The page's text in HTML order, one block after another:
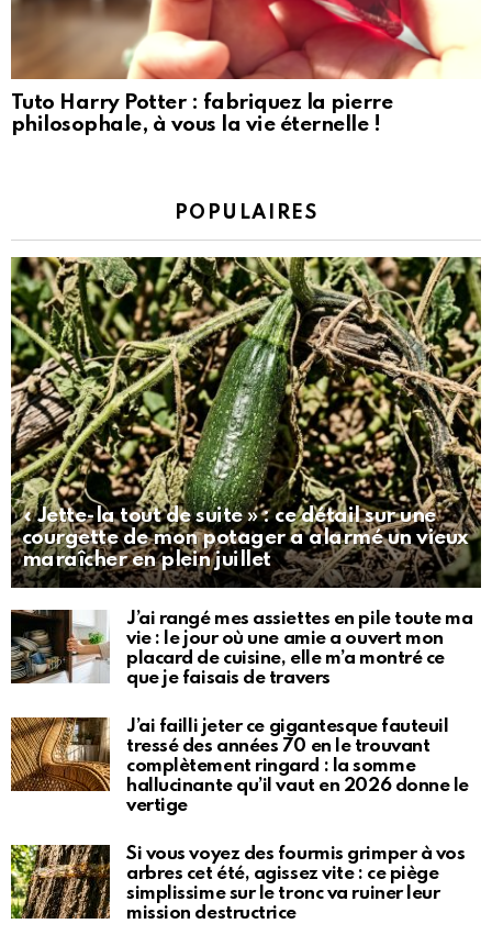
Tuto Harry Potter : fabriquez la pierre
philosophale, à vous la vie éternelle !
POPULAIRES
« Jette-la tout de suite » : ce détail sur une
courgette de mon potager a alarmé un vieux
maraîcher en plein juillet
J’ai rangé mes assiettes en pile toute ma
vie : le jour où une amie a ouvert mon
placard de cuisine, elle m’a montré ce
que je faisais de travers
J’ai failli jeter ce gigantesque fauteuil
tressé des années 70 en le trouvant
complètement ringard : la somme
hallucinante qu’il vaut en 2026 donne le
vertige
Si vous voyez des fourmis grimper à vos
arbres cet été, agissez vite : ce piège
simplissime sur le tronc va ruiner leur
mission destructrice